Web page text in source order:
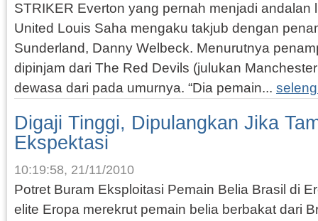
STRIKER Everton yang pernah menjadi andalan
United Louis Saha mengaku takjub dengan
Sunderland, Danny Welbeck. Menurutnya
dipinjam dari The Red Devils (julukan
dewasa dari pada umurnya. “Dia pemain...
Digaji Tinggi, Dipulangkan Jika
Ekspektasi
10:19:58, 21/11/2010
Potret Buram Eksploitasi Pemain Belia Brasil di
elite Eropa merekrut pemain belia berbakat dari